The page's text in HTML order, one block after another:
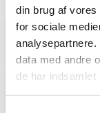
din brug af
for sociale
data med andre
de har indsamlet